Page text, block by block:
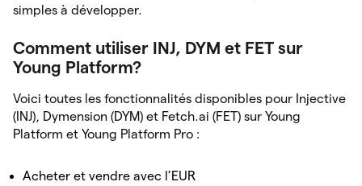
simples à développer.
Comment utiliser INJ, DYM et FET sur
Young Platform?
Voici toutes les fonctionnalités disponibles pour Injective
(INJ), Dymension (DYM) et Fetch.ai (FET) sur Young
Platform et Young Platform Pro :
Acheter et vendre avec l’EUR